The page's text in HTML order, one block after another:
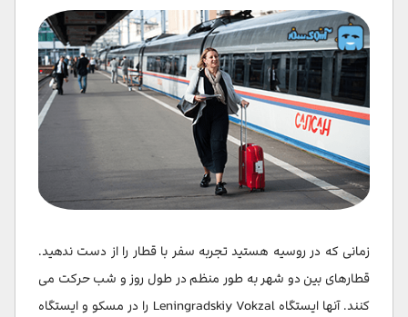
زمانی که در روسیه هستید تجربه سفر با قطار را از دست ندهید.
قطارهای بین دو شهر به طور منظم در طول روز و شب حرکت می
کنند. آنها ایستگاه Leningradskiy Vokzal را در مسکو و ایستگاه